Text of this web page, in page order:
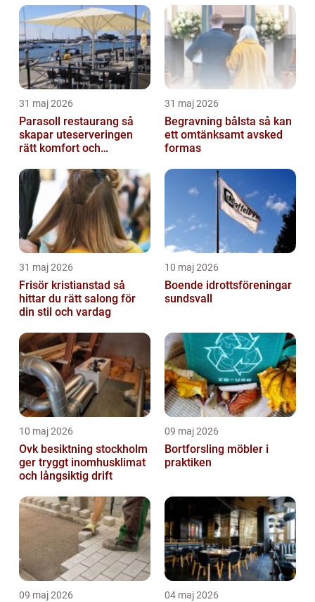
31 maj 2026
Parasoll restaurang så
skapar uteserveringen
rätt komfort och
31 maj 2026
Begravning bålsta så kan
ett omtänksamt avsked
formas
31 maj 2026
Frisör kristianstad så
hittar du rätt salong för
din stil och vardag
10 maj 2026
Boende idrottsföreningar
sundsvall
10 maj 2026
Ovk besiktning stockholm
ger tryggt inomhusklimat
och långsiktig drift
09 maj 2026
Bortforsling möbler i
praktiken
09 maj 2026 04 maj 2026